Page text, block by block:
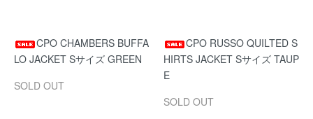
CPO CHAMBERS BUFFA
LO JACKET Sサイズ GREEN
SOLD OUT
CPO RUSSO QUILTED S
HIRTS JACKET Sサイズ TAUP
E
SOLD OUT